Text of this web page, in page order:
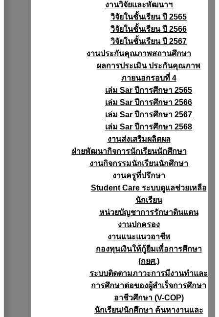
งานวิจัยเเละพัฒนาฯ
วิจัยในชั้นเรียน ปี 2565
วิจัยในชั้นเรียน ปี 2566
วิจัยในชั้นเรียน ปี 2567
งานประกันคุณภาพสถานศึกษา
ผลการประเมิน ประกันคุณภาพ
ภายนอกรอบที่ 4
เล่ม Sar ปีการศึกษา 2565
เล่ม Sar ปีการศึกษา 2566
เล่ม Sar ปีการศึกษา 2567
เล่ม Sar ปีการศึกษา 2568
งานส่งเสริมผลิตผล
ฝ่ายพัฒนากิจการนักเรียนนักศึกษา
งานกิจกรรมนักเรียนนักศึกษา
งานครูที่ปรึกษา
Student Care ระบบดูแลช่วยเหลือ
นักเรียน
หน่วยบัญชาการรักษาดินแดน
งานปกครอง
งานแนะแนวอาชีพ
กองทุนเงินให้กู้ยืมเพื่อการศึกษา
(กยศ.)
ระบบติดตามภาวะการมีงานทำและ
การศึกษาต่อของผู้สำเร็จการศึกษา
อาชีวศึกษา (V-COP)
นักเรียน/นักศึกษา ค้นหางานและ